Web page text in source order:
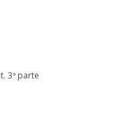
3ª parte